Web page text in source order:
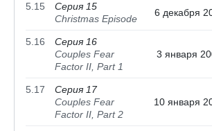
5.15
Серия 15
Christmas Episode
6 декабря
5.16
Серия 16
Couples Fear
Factor II, Part 1
3 января
5.17
Серия 17
Couples Fear
Factor II, Part 2
10 января